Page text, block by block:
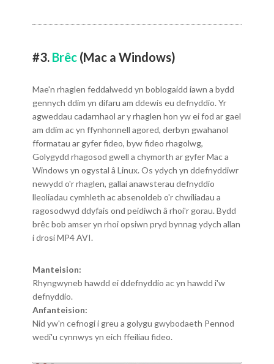
#3. Brêc (Mac a Windows)
Mae'n rhaglen feddalwedd yn boblogaidd iawn a bydd
gennych ddim yn difaru am ddewis eu defnyddio. Yr
agweddau cadarnhaol ar y rhaglen hon yw ei fod ar gael
am ddim ac yn ffynhonnell agored, derbyn gwahanol
fformatau ar gyfer fideo, byw fideo rhagolwg,
Golygydd rhagosod gwell a chymorth ar gyfer Mac a
Windows yn ogystal â Linux. Os ydych yn ddefnyddiwr
newydd o'r rhaglen, gallai anawsterau defnyddio
lleoliadau cymhleth ac absenoldeb o'r chwiliadau a
ragosodwyd ddyfais ond peidiwch â rhoi'r gorau. Bydd
brêc bob amser yn rhoi opsiwn pryd bynnag ydych allan
i drosi MP4 AVI.
Manteision:
Rhyngwyneb hawdd ei ddefnyddio ac yn hawdd i'w
defnyddio.
Anfanteision:
Nid yw'n cefnogi i greu a golygu gwybodaeth Pennod
wedi'u cynnwys yn eich ffeiliau fideo.